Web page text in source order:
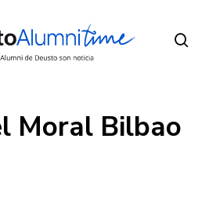
Moral Bilbao